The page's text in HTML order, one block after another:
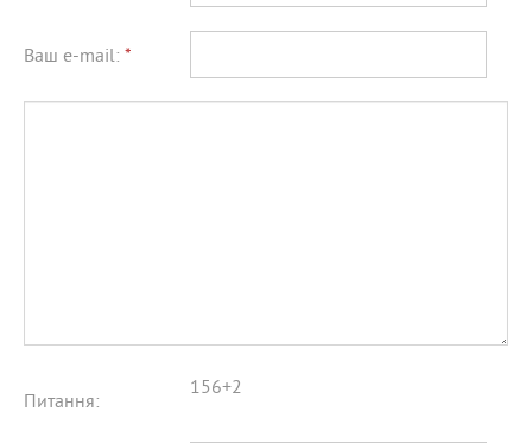
Ваш e-mail: *
Питання:
156+2